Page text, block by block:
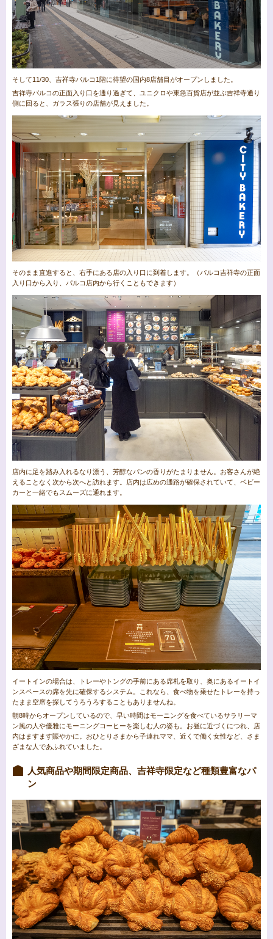
そして11/30、吉祥寺パルコ1階に待望の国内8店舗目がオープンしました。
吉祥寺パルコの正面入り口を通り過ぎて、ユニクロや東急百貨店が並ぶ吉祥寺通り
側に回ると、ガラス張りの店舗が見えました。
そのまま直進すると、右手にある店の入り口に到着します。（パルコ吉祥寺の正面
入り口から入り、パルコ店内から行くこともできます）
店内に足を踏み入れるなり漂う、芳醇なパンの香りがたまりません。お客さんが絶
えることなく次から次へと訪れます。店内は広めの通路が確保されていて、ベビー
カーと一緒でもスムーズに通れます。
イートインの場合は、トレーやトングの手前にある席札を取り、奥にあるイートイ
ンスペースの席を先に確保するシステム。これなら、食べ物を乗せたトレーを持っ
たまま空席を探してうろうろすることもありませんね。
朝8時からオープンしているので、早い時間はモーニングを食べているサラリーマ
ン風の人や優雅にモーニングコーヒーを楽しむ人の姿も。お昼に近づくにつれ、店
内はますます賑やかに。おひとりさまから子連れママ、近くで働く女性など、さま
ざまな人であふれていました。
人気商品や期間限定商品、吉祥寺限定など種類豊富なパ
ン